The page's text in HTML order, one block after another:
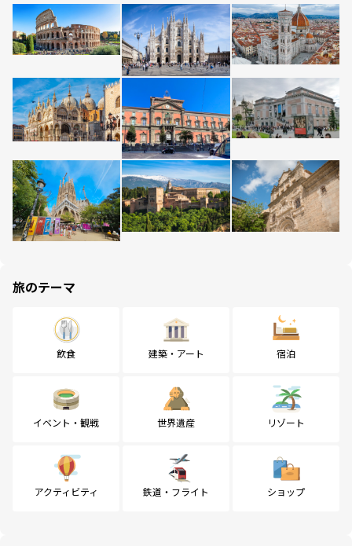
旅のテーマ
飲食 建築・アート 宿泊
イベント・観戦 世界遺産 リゾート
アクティビティ 鉄道・フライト ショップ